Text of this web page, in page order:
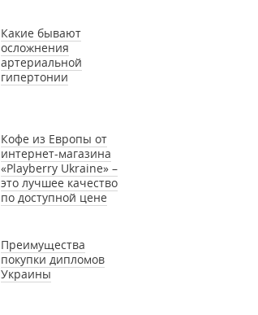
Какие бывают
осложнения
артериальной
гипертонии
Кофе из Европы от
интернет-магазина
«Playberry Ukraine» –
это лучшее качество
по доступной цене
Преимущества
покупки дипломов
Украины